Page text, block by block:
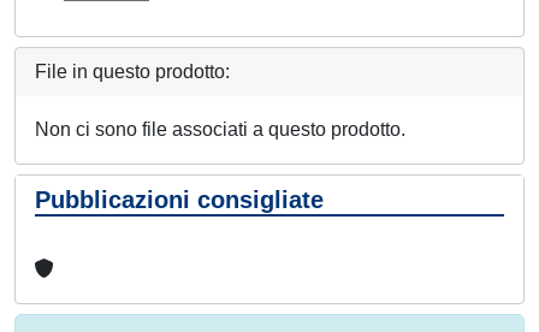
File in questo prodotto:
Non ci sono file associati a questo prodotto.
Pubblicazioni consigliate